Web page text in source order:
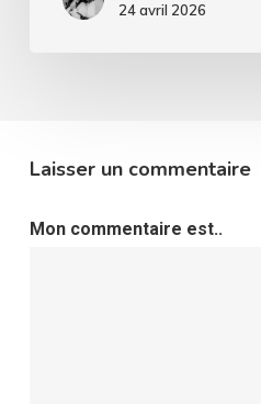
24 avril 2026
Laisser un commentaire
Mon commentaire est..